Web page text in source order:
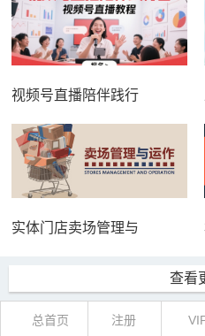
视频号直播陪伴践行
实体门店卖场管理与
查看
总首页 注册